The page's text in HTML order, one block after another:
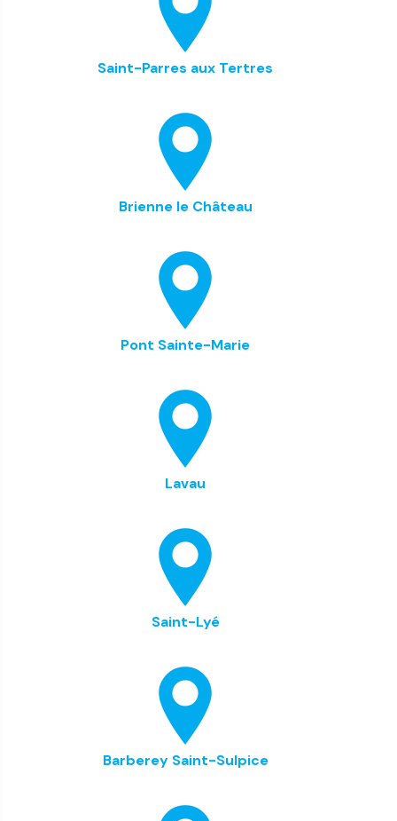
Saint-Parres aux Tertres
Brienne le Château
Pont Sainte-Marie
Lavau
Saint-Lyé
Barberey Saint-Sulpice